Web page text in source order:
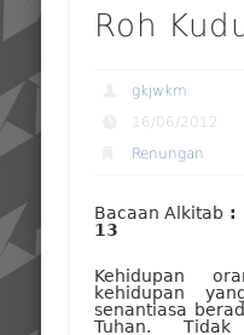
Roh
gkjwkm
16/06/2012
Renungan
Bacaan Alkitab :
13
Kehidupan
kehidupan
senantiasa
Tuhan. Tidak